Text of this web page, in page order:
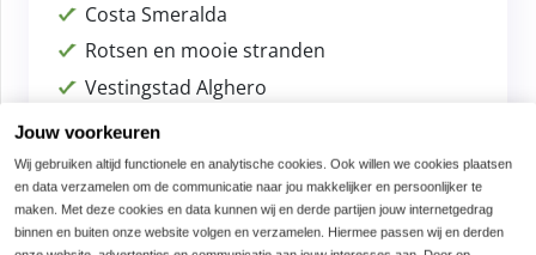
Jouw voorkeuren
Wij gebruiken altijd functionele en analytische cookies. Ook willen we cookies plaatsen
en data verzamelen om de communicatie naar jou makkelijker en persoonlijker te
maken. Met deze cookies en data kunnen wij en derde partijen jouw internetgedrag
binnen en buiten onze website volgen en verzamelen. Hiermee passen wij en derden
Costa Smeralda
Rotsen en mooie stranden
Vestingstad Alghero
tot
BOEK NU € 1275,00